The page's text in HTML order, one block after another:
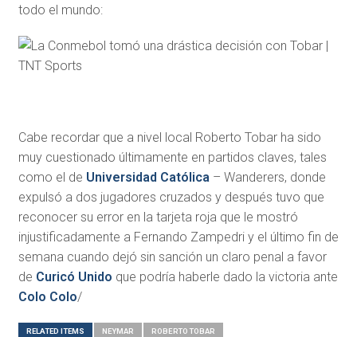
todo el mundo:
Cabe recordar que a nivel local Roberto Tobar ha sido
muy cuestionado últimamente en partidos claves, tales
como el de Universidad Católica– Wanderers, donde
expulsó a dos jugadores cruzados y después tuvo que
reconocer su error en la tarjeta roja que le mostró
injustificadamente a Fernando Zampedri y el último fin de
semana cuando dejó sin sanción un claro penal a favor
de Curicó Unido que podría haberle dado la victoria ante
Colo Colo/
RELATED ITEMS NEYMAR ROBERTO TOBAR